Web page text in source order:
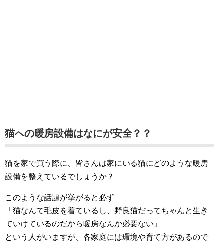
猫への暖房設備はなにが安全？？
猫を家で買う際に、皆さんは家にいる猫にどのような暖房
設備を整えているでしょうか？
このような話題が挙がると必ず
「猫なんて毛皮を着ているし、野良猫だってちゃんと生き
ていけているのだから暖房なんか必要ない」
という人がいますが、各家庭には環境や育て方があるので